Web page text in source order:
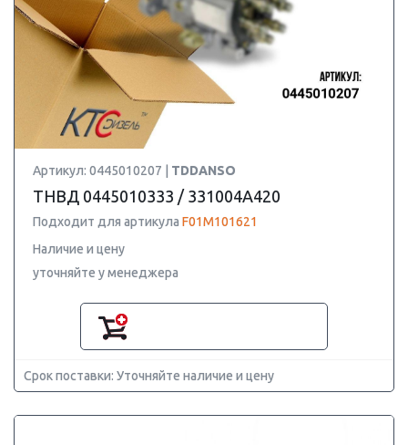
Артикул: 0445010207 | TDDANSO
ТНВД 0445010333 / 331004A420
Подходит для артикула F01M101621
Наличие и цену
уточняйте у менеджера
Срок поставки: Уточняйте наличие и цену